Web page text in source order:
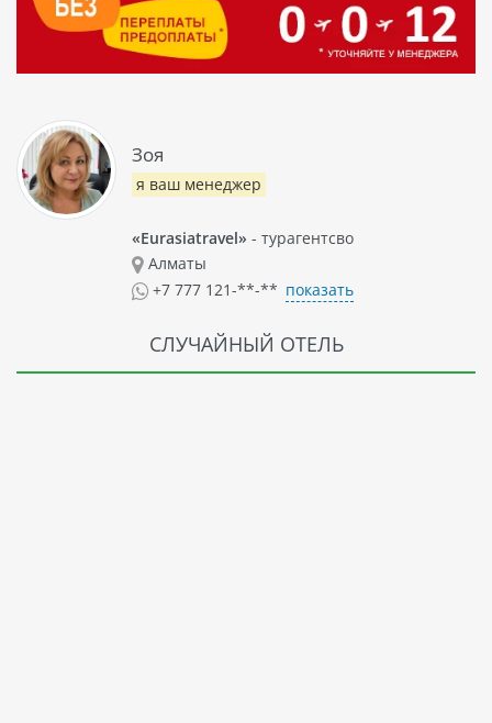
Зоя
я ваш менеджер
«Eurasiatravel» - турагентсво
Алматы
+7 777 121-**-** показать
СЛУЧАЙНЫЙ ОТЕЛЬ